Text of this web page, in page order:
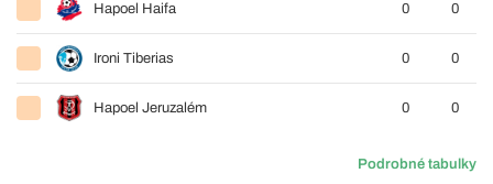
Hapoel Haifa 0 0
Ironi Tiberias 0 0
Hapoel Jeruzalém 0 0
Podrobné tabulky